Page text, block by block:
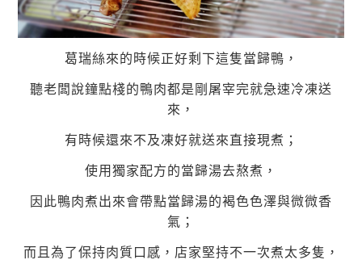
葛瑞絲來的時候正好剩下這隻當歸鴨，
聽老闆說鐘點棧的鴨肉都是剛屠宰完就急速冷凍送
來，
有時候還來不及凍好就送來直接現煮；
使用獨家配方的當歸湯去熬煮，
因此鴨肉煮出來會帶點當歸湯的褐色色澤與微微香
氣；
而且為了保持肉質口感，店家堅持不一次煮太多隻，